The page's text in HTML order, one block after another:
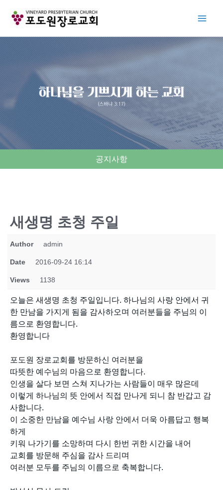
공지사항
새생명 초청 주일
Author admin
Date 2016-09-24 16:14
Views 1138
오늘은 새생명 초청 주일입니다. 하나님의 사랑 안에서 귀
한 만남을 가지게 됨을 감사하오며 여러분들을 주님의 이
름으로 환영합니다.
환영합니다
포도원 장로교회를 방문하신 여러분을
따뜻한 예수님의 마음으로 환영합니다.
인생을 살다 보면 스쳐 지나가는 사람들이 매우 많은데
이렇게 하나님의 뜻 안에서 직접 만나게 되니 참 반갑고 감
사합니다.
이 소중한 만남을 예수님 사랑 안에서 더욱 아름답고 행복
하게
키워 나가기를 소망하며 다시 한번 귀한 시간을 내어
교회를 방문해 주심을 감사 드리며
여러분 모두를 주님의 이름으로 축복합니다.